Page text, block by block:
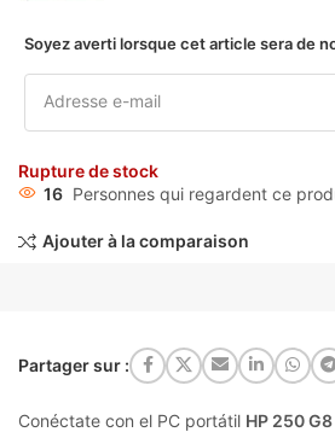
Soyez averti lorsque cet article sera de
Rupture de stock
16 Personnes qui regardent ce
Ajouter à la comparaison
Partager sur :
Conéctate con el PC portátil HP 250 G8